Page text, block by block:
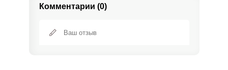
Комментарии (0)